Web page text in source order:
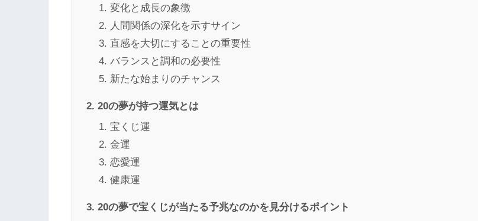
変化と成長の象徴
人間関係の深化を示すサイン
直感を大切にすることの重要性
バランスと調和の必要性
新たな始まりのチャンス
20の夢が持つ運気とは
宝くじ運
金運
恋愛運
健康運
20の夢で宝くじが当たる予兆なのかを見分けるポイント